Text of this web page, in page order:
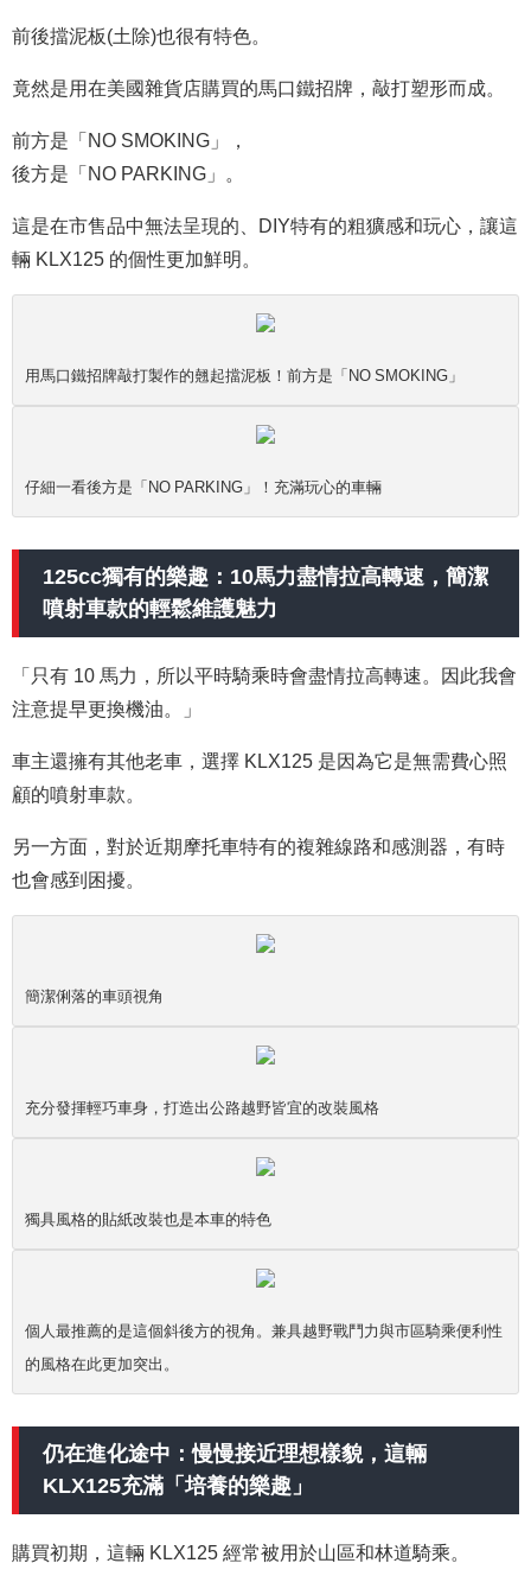
前後擋泥板(土除)也很有特色。
竟然是用在美國雜貨店購買的馬口鐵招牌，敲打塑形而成。
前方是「NO SMOKING」，
後方是「NO PARKING」。
這是在市售品中無法呈現的、DIY特有的粗獷感和玩心，讓這
輛 KLX125 的個性更加鮮明。
用馬口鐵招牌敲打製作的翹起擋泥板！前方是「NO SMOKING」
仔細一看後方是「NO PARKING」！充滿玩心的車輛
125cc獨有的樂趣：10馬力盡情拉高轉速，簡潔
噴射車款的輕鬆維護魅力
「只有 10 馬力，所以平時騎乘時會盡情拉高轉速。因此我會
注意提早更換機油。」
車主還擁有其他老車，選擇 KLX125 是因為它是無需費心照
顧的噴射車款。
另一方面，對於近期摩托車特有的複雜線路和感測器，有時
也會感到困擾。
簡潔俐落的車頭視角
充分發揮輕巧車身，打造出公路越野皆宜的改裝風格
獨具風格的貼紙改裝也是本車的特色
個人最推薦的是這個斜後方的視角。兼具越野戰鬥力與市區騎乘便利性
的風格在此更加突出。
仍在進化途中：慢慢接近理想樣貌，這輛
KLX125充滿「培養的樂趣」
購買初期，這輛 KLX125 經常被用於山區和林道騎乘。